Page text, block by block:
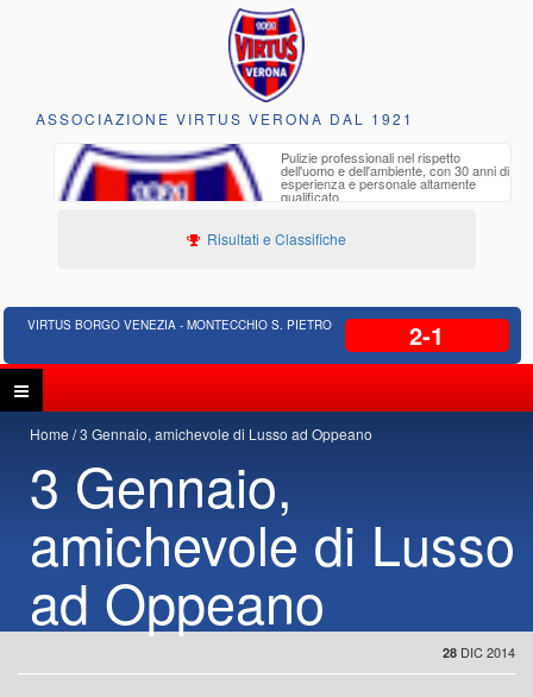
ASSOCIAZIONE VIRTUS VERONA DAL 1921
Pulizie professionali nel rispetto
dell'uomo e dell'ambiente, con 30 anni di
esperienza e personale altamente
qualificato
Risultati e Classifiche
VIRTUS BORGO VENEZIA - MONTECCHIO S. PIETRO 2-1
Home 3 Gennaio, amichevole di Lusso ad Oppeano
3 Gennaio,
amichevole di Lusso
ad Oppeano
28 DIC 2014